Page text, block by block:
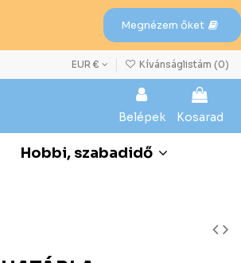
Megnézem őket
EUR € Kívánságlistám (0)
Belépek Kosarad
Hobbi, szabadidő